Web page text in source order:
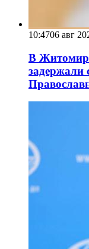
10:4706 авг
В
задержали